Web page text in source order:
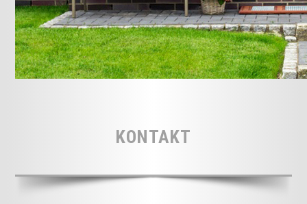
KONTAKT